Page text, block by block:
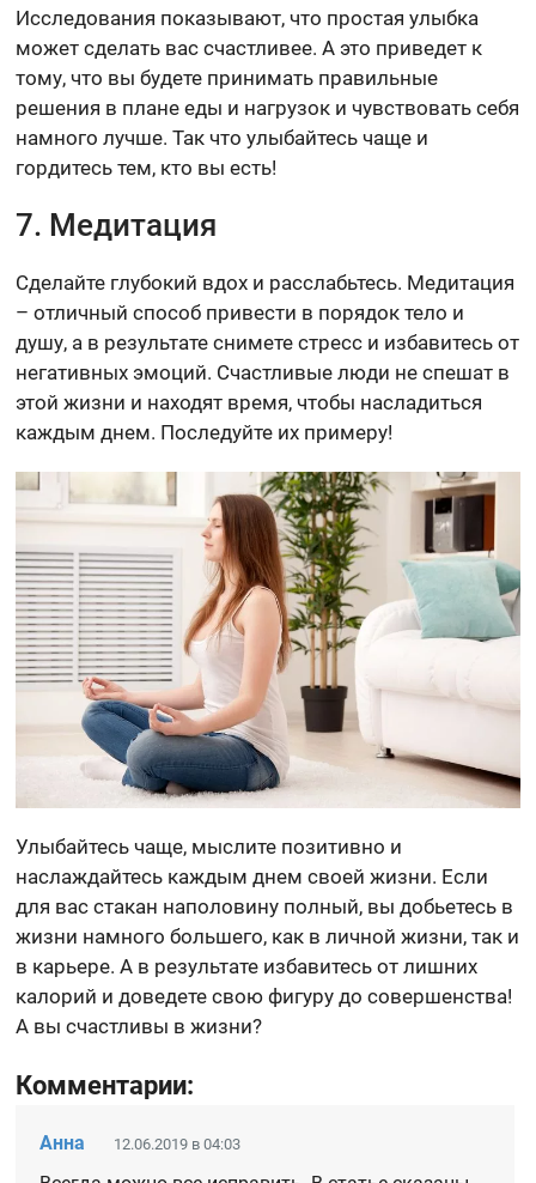
Исследования показывают, что простая улыбка
может сделать вас счастливее. А это приведет к
тому, что вы будете принимать правильные
решения в плане еды и нагрузок и чувствовать себя
намного лучше. Так что улыбайтесь чаще и
гордитесь тем, кто вы есть!
7. Медитация
Сделайте глубокий вдох и расслабьтесь. Медитация
– отличный способ привести в порядок тело и
душу, а в результате снимете стресс и избавитесь от
негативных эмоций. Счастливые люди не спешат в
этой жизни и находят время, чтобы насладиться
каждым днем. Последуйте их примеру!
Улыбайтесь чаще, мыслите позитивно и
наслаждайтесь каждым днем своей жизни. Если
для вас стакан наполовину полный, вы добьетесь в
жизни намного большего, как в личной жизни, так и
в карьере. А в результате избавитесь от лишних
калорий и доведете свою фигуру до совершенства!
А вы счастливы в жизни?
Комментарии:
Анна 12.06.2019 в 04:03